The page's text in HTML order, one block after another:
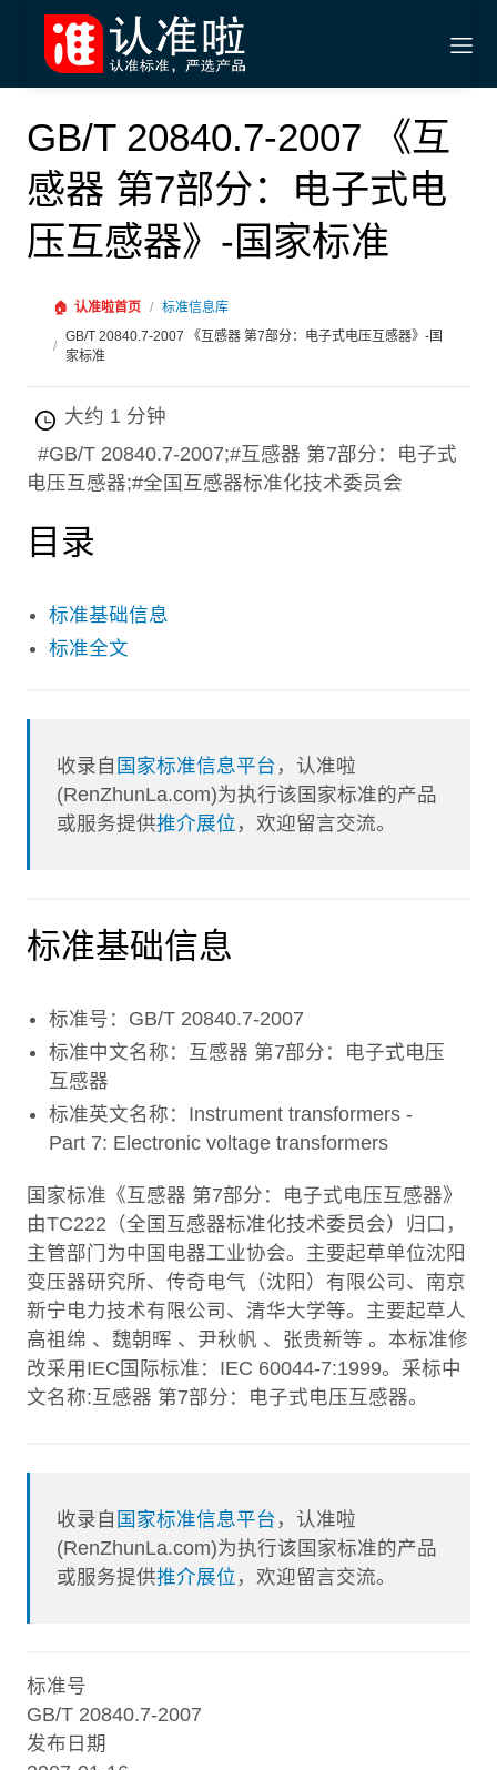
GB/T 20840.7-2007 《互
感器 第7部分：电子式电
压互感器》-国家标准
🏠 认准啦首页 / 标准信息库
/
GB/T 20840.7-2007 《互感器 第7部分：电子式电压互感器》-国
家标准
大约 1 分钟
#GB/T 20840.7-2007;#互感器 第7部分：电子式
电压互感器;#全国互感器标准化技术委员会
目录
标准基础信息
标准全文
收录自 国家标准信息平台 ，认准啦
(RenZhunLa.com)为执行该国家标准的产品
或服务提供推介展位 ，欢迎留言交流。
标准基础信息
标准号：GB/T 20840.7-2007
标准中文名称：互感器 第7部分：电子式电压
互感器
标准英文名称：Instrument transformers -
Part 7: Electronic voltage transformers
国家标准《互感器 第7部分：电子式电压互感器》
由TC222（全国互感器标准化技术委员会）归口，
主管部门为中国电器工业协会。主要起草单位沈阳
变压器研究所、传奇电气（沈阳）有限公司、南京
新宁电力技术有限公司、清华大学等。主要起草人
高祖绵 、魏朝晖 、尹秋帆 、张贵新等 。本标准修
改采用IEC国际标准：IEC 60044-7:1999。采标中
文名称:互感器 第7部分：电子式电压互感器。
收录自 国家标准信息平台 ，认准啦
(RenZhunLa.com)为执行该国家标准的产品
或服务提供推介展位 ，欢迎留言交流。
标准号
GB/T 20840.7-2007
发布日期